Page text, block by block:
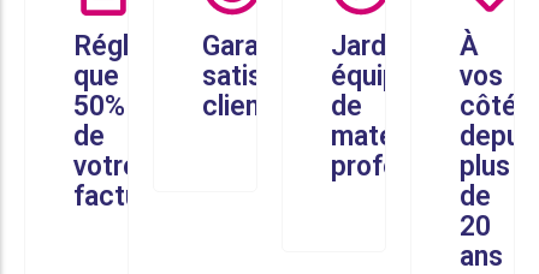
Réglez
que
50%
de
votre
facture
Garantie
satisfaction
client
Jardiniers
équipés
de
matériel
professionnel
À
vos
côtés
plus
de
20
ans